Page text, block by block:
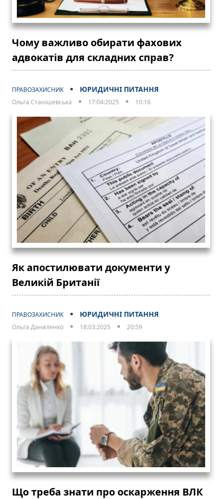
Чому важливо обирати фахових
адвокатів для складних справ?
ПРАВОЗАХИСНИК ЮРИДИЧНІ ПИТАННЯ
Ольга Станішевська 17:04:2025 10:16
Як апостилювати документи у
Великій Британії
ПРАВОЗАХИСНИК ЮРИДИЧНІ ПИТАННЯ
Ольга Даниленко 18:03:2025 20:59
Що треба знати про оскарження ВЛК